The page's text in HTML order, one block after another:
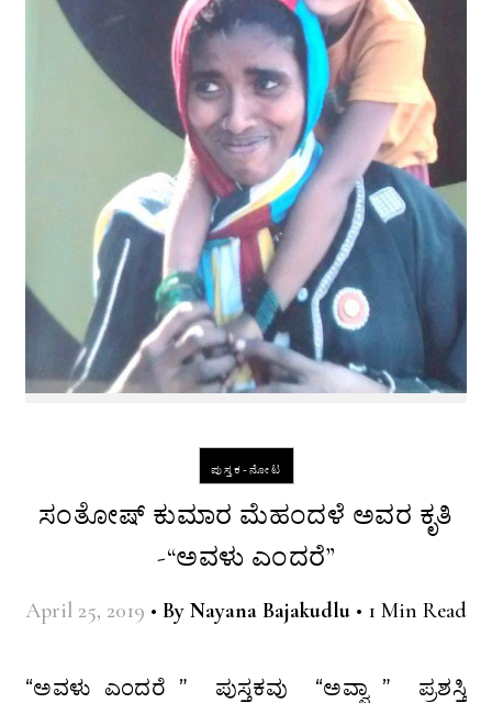
ಪುಸ್ತಕ-ನೋಟ
ಸಂತೋಷ್ ಕುಮಾರ ಮೆಹಂದಳೆ ಅವರ ಕೃತಿ
-“ಅವಳು ಎಂದರೆ”
April 25, 2019 • By Nayana Bajakudlu • 1 Min Read
“ಅವಳು ಎಂದರೆ ” ಪುಸ್ತಕವು “ಅವ್ವಾ ” ಪ್ರಶಸ್ತಿ